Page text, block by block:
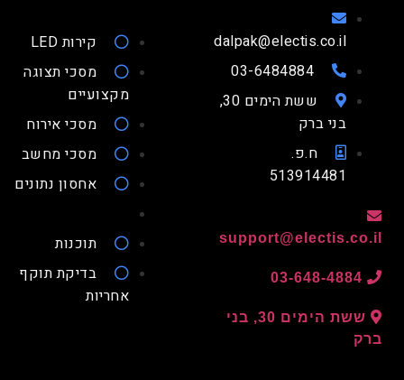
dalpak@electis.co.il
03-6484884
ששת הימים 30,
בני ברק
ח.פ.
513914481
03-648-4884
ששת הימים 30, בני
קירות LED
מסכי תצוגה
מקצועיים
מסכי אירוח
מסכי מחשב
אחסון נתונים
תוכנות
בדיקת תוקף
אחריות